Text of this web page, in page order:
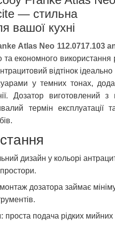
— стильна
вашої кухні
Atlas Neo 112.0717.103
економного використання
відтінок
у темних тонах,
Дозатор виготовлений з
термін експлуатації
дизайн у кольорі
монтаж дозатора займає
проста подача рідких мийних